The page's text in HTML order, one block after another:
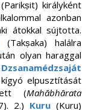
királyként
azonban
átokkal sújtotta.
(Takṣaka) halálra
olyan haraggal
Dzsanamédzsaját
elpusztítását
(Mahābhārata
2.) Kuru(Kuru)